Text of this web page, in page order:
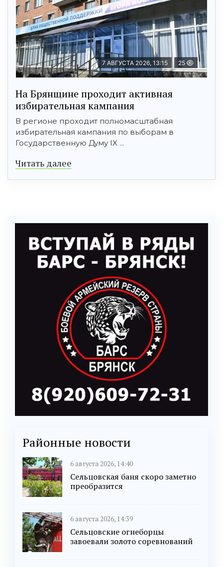
7 АВГУСТА 2026, 13:15 25
На Брянщине проходит активная
избирательная кампания
В регионе проходит полномасштабная
избирательная кампания по выборам в
Государственную Думу IX ...
Читать далее
Районные новости
6 августа 2026, 14:40
Сельцовская баня скоро заметно
преобразится
6 августа 2026, 14:39
Сельцовские огнеборцы
завоевали золото соревнований